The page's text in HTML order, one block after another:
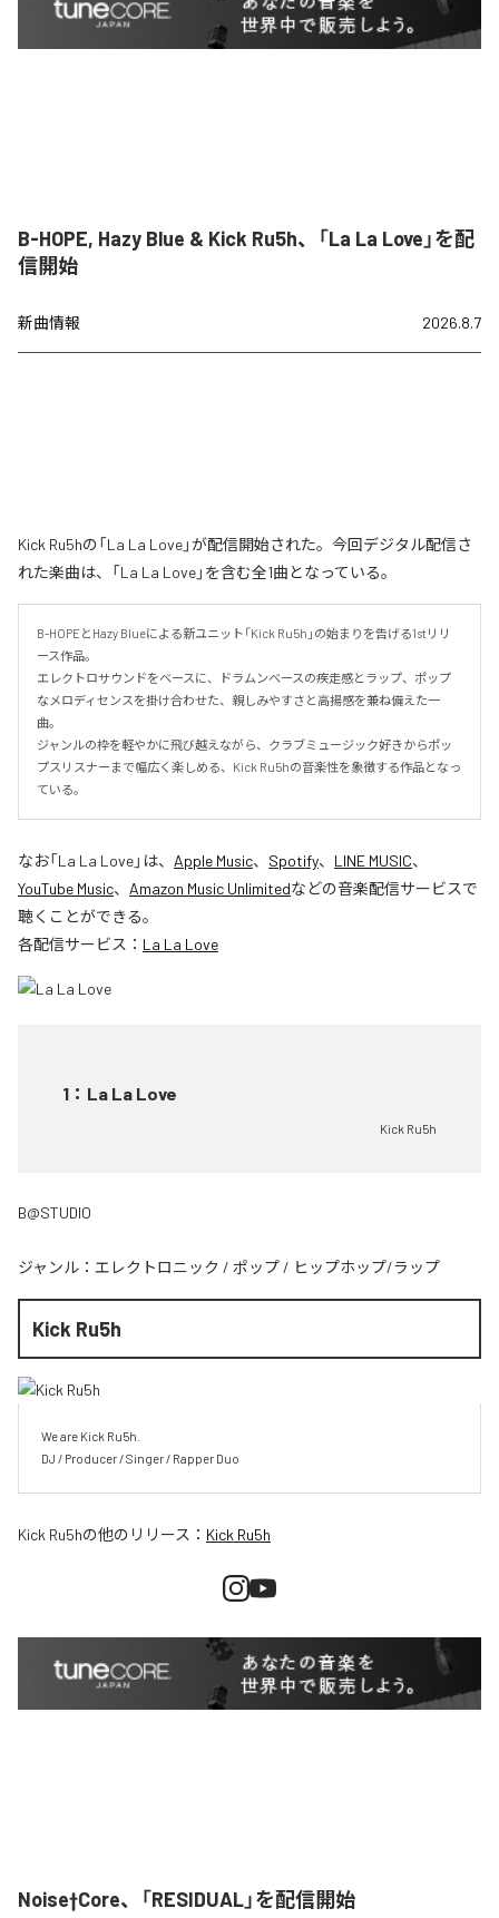
B-HOPE, Hazy Blue & Kick Ru5h、「La La Love」を配
信開始
新曲情報 2026.8.7
Kick Ru5hの「La La Love」が配信開始された。今回デジタル配信さ
れた楽曲は、「La La Love」を含む全1曲となっている。
B-HOPEとHazy Blueによる新ユニット「Kick Ru5h」の始まりを告げる1stリリ
ース作品。
エレクトロサウンドをベースに、ドラムンベースの疾走感とラップ、ポップ
なメロディセンスを掛け合わせた、親しみやすさと高揚感を兼ね備えた一
曲。
ジャンルの枠を軽やかに飛び越えながら、クラブミュージック好きからポッ
プスリスナーまで幅広く楽しめる、Kick Ru5hの音楽性を象徴する作品となっ
ている。
なお「La La Love」は、 Apple Music、 Spotify、 LINE MUSIC、
YouTube Music、 Amazon Music Unlimitedなどの音楽配信サービスで
聴くことができる。
各配信サービス： La La Love
1 ： La La Love
Kick Ru5h
B@STUDIO
ジャンル： エレクトロニック / ポップ / ヒップホップ/ラップ
Kick Ru5h
We are Kick Ru5h.
DJ / Producer / Singer / Rapper Duo
Kick Ru5hの他のリリース： Kick Ru5h
Noise†Core、「RESIDUAL」を配信開始